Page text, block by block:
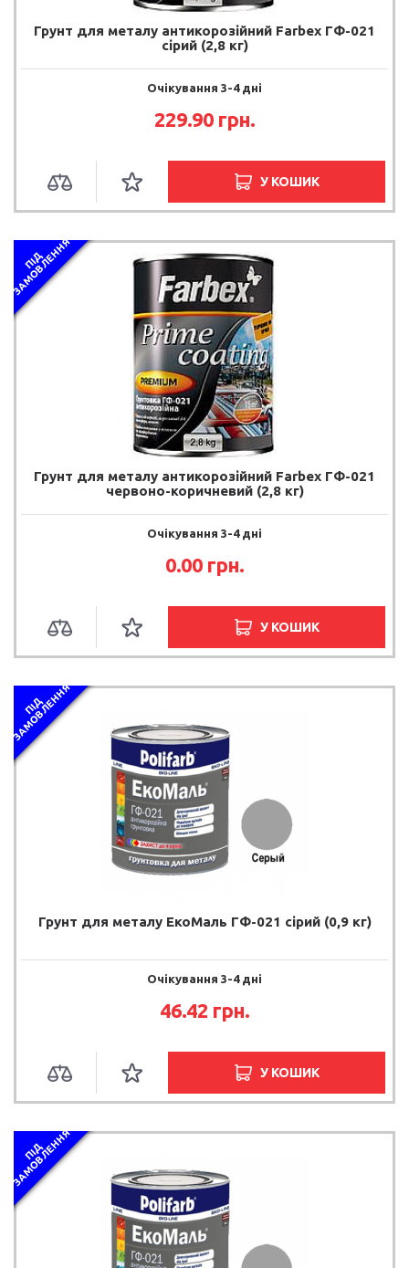
Грунт для металу антикорозійний Farbex ГФ-021
сірий (2,8 кг)
Очікування 3-4 дні
229.90 грн.
У КОШИК
П
І
Д
З
А
М
О
В
Л
Е
Н
Н
Я
Грунт для металу антикорозійний Farbex ГФ-021
червоно-коричневий (2,8 кг)
Очікування 3-4 дні
0.00 грн.
У КОШИК
П
І
Д
З
А
М
О
В
Л
Е
Н
Н
Я
Грунт для металу ЕкоМаль ГФ-021 сірий (0,9 кг)
Очікування 3-4 дні
46.42 грн.
У КОШИК
П
І
Д
З
А
М
О
В
Л
Е
Н
Н
Я